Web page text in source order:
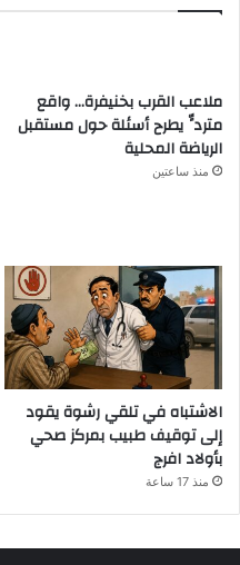
ملاعب القرب بخنيفرة… واقع
متردٍّ يطرح أسئلة حول مستقبل
الرياضة المحلية
منذ ساعتين
الاشتباه في تلقي رشوة يقود
إلى توقيف طبيب بمركز صحي
بأولاد افرج
منذ 17 ساعة